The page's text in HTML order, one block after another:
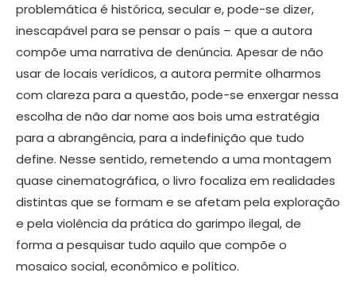
problemática é histórica, secular e, pode-se dizer,
inescapável para se pensar o país – que a autora
compõe uma narrativa de denúncia. Apesar de não
usar de locais verídicos, a autora permite olharmos
com clareza para a questão, pode-se enxergar nessa
escolha de não dar nome aos bois uma estratégia
para a abrangência, para a indefinição que tudo
define. Nesse sentido, remetendo a uma montagem
quase cinematográfica, o livro focaliza em realidades
distintas que se formam e se afetam pela exploração
e pela violência da prática do garimpo ilegal, de
forma a pesquisar tudo aquilo que compõe o
mosaico social, econômico e político.